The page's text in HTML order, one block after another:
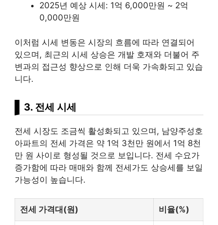
2025년 예상 시세: 1억 6,000만원 ~ 2억
0,000만원
이처럼 시세 변동은 시장의 흐름에 따라 연결되어
있으며, 최근의 시세 상승은 개발 호재와 더불어 주
변과의 접근성 향상으로 인해 더욱 가속화되고 있습
니다.
3. 전세 시세
전세 시장도 조금씩 활성화되고 있으며, 남양주성호
아파트의 전세 가격은 약 1억 3천만 원에서 1억 8천
만 원 사이로 형성될 것으로 보입니다. 전세 수요가
증가함에 따라 매매와 함께 전세가도 상승세를 보일
가능성이 높습니다.
전세 가격대(원) 비율(%)